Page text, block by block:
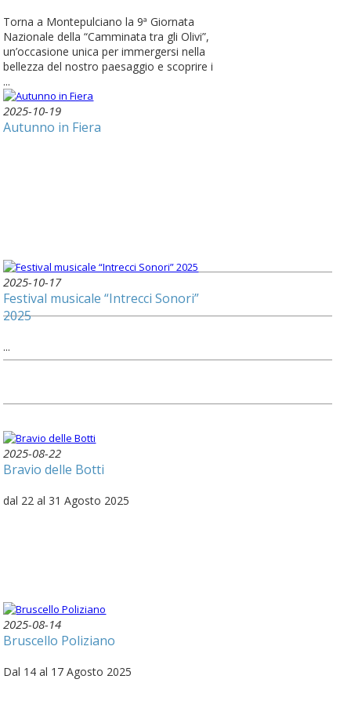
Torna a Montepulciano la 9ª Giornata
Nazionale della “Camminata tra gli Olivi”,
un’occasione unica per immergersi nella
bellezza del nostro paesaggio e scoprire i
...
2025-10-19
Autunno in Fiera
2025-10-17
Festival musicale “Intrecci Sonori”
2025
...
2025-08-22
Bravio delle Botti
dal 22 al 31 Agosto 2025
2025-08-14
Bruscello Poliziano
Dal 14 al 17 Agosto 2025